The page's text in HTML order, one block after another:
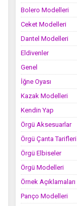
Bolero Modelleri
Ceket Modelleri
Dantel Modelleri
Eldivenler
Genel
İğne Oyası
Kazak Modelleri
Kendin Yap
Örgü Aksesuarlar
Örgü Çanta Tarifleri
Örgü Elbiseler
Örgü Modelleri
Örnek Açıklamaları
Panço Modelleri